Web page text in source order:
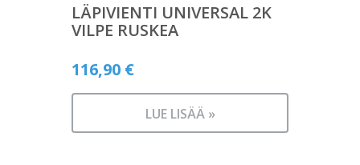
LÄPIVIENTI UNIVERSAL 2K
VILPE RUSKEA
116,90 €
LUE LISÄÄ »